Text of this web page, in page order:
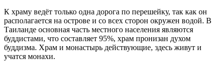
К храму ведёт только одна дорога по перешейку, так как он
располагается на острове и со всех сторон окружен водой. В
Таиланде основная часть местного населения являются
буддистами, что составляет 95%, храм пронизан духом
буддизма. Храм и монастырь действующие, здесь живут и
учатся монахи.